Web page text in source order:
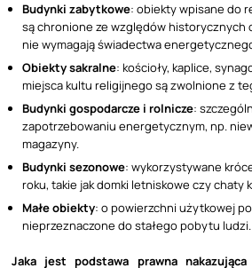
Budynki zabytkowe: obiekty wpisane do
są chronione ze względów historycznych
nie wymagają świadectwa
Obiekty sakralne: kościoły, kaplice,
miejsca kultu religijnego są zwolnione z
Budynki gospodarcze i rolnicze:
zapotrzebowaniu energetycznym, np.
magazyny.
Budynki sezonowe: wykorzystywane
roku, takie jak domki letniskowe czy chaty
Małe obiekty: o powierzchni użytkowej
nieprzeznaczone do stałego pobytu ludzi.
Jaka jest podstawa prawna